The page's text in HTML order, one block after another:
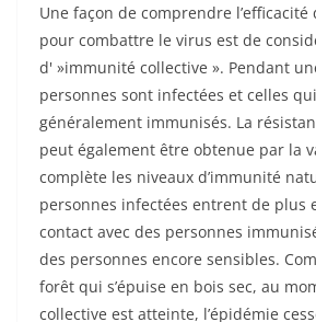
Une façon de comprendre l’efficacité
pour combattre le virus est de
d' »immunité collective ». Pendant
personnes sont infectées et celles
généralement immunisés. La
peut également être obtenue par la
complète les niveaux d’immunité
personnes infectées entrent de plus
contact avec des personnes
des personnes encore sensibles.
forêt qui s’épuise en bois sec, au
collective est atteinte, l’épidémie